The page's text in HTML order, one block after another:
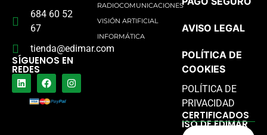
684 60 52
67
tienda@edimar.com
SÍGUENOS EN
REDES
RADIOCOMUNICACIONES
VISIÓN ARTIFICIAL
INFORMÁTICA
AVISO LEGAL
POLÍTICA DE
COOKIES
POLÍTICA DE
PRIVACIDAD
CERTIFICADOS
ISO DE EDIMAR